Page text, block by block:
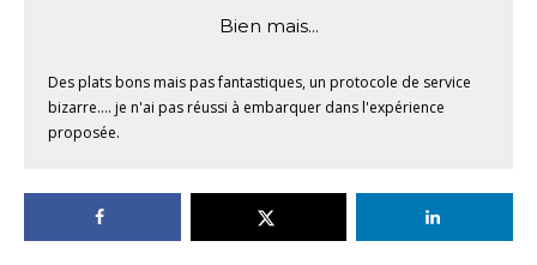
Bien mais...
Des plats bons mais pas fantastiques, un protocole de service
bizarre.... je n'ai pas réussi à embarquer dans l'expérience
proposée.